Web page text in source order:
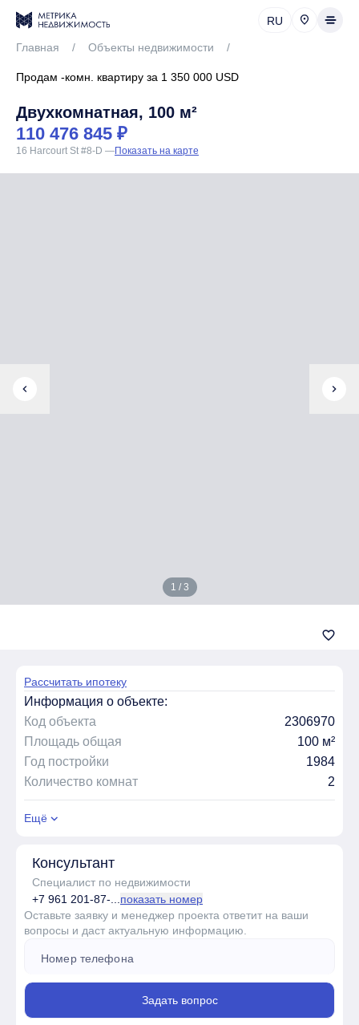
RU
Главная / Объекты недвижимости /
Продам -комн. квартиру за 1 350 000 USD
Двухкомнатная, 100 м²
110 476 845 ₽
16 Harcourt St #8-D —Показать на карте
chevron_left chevron_right
1 / 3
favorite_border
Рассчитать ипотеку
Информация о объекте:
Код объекта
2306970
Площадь общая
100 м²
Год постройки
1984
Количество комнат
2
Ещё
Консультант
Специалист по недвижимости
+7 961 201-87-... показать номер
Оставьте заявку и менеджер проекта ответит на ваши
вопросы и даст актуальную информацию.
Задать вопрос